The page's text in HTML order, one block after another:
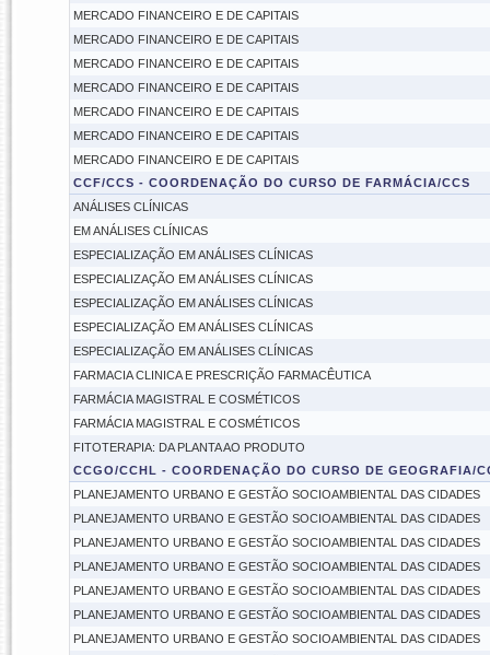
MERCADO FINANCEIRO E DE CAPITAIS
MERCADO FINANCEIRO E DE CAPITAIS
MERCADO FINANCEIRO E DE CAPITAIS
MERCADO FINANCEIRO E DE CAPITAIS
MERCADO FINANCEIRO E DE CAPITAIS
MERCADO FINANCEIRO E DE CAPITAIS
MERCADO FINANCEIRO E DE CAPITAIS
CCF/CCS - COORDENAÇÃO DO CURSO DE FARMÁCIA/CCS
ANÁLISES CLÍNICAS
EM ANÁLISES CLÍNICAS
ESPECIALIZAÇÃO EM ANÁLISES CLÍNICAS
ESPECIALIZAÇÃO EM ANÁLISES CLÍNICAS
ESPECIALIZAÇÃO EM ANÁLISES CLÍNICAS
ESPECIALIZAÇÃO EM ANÁLISES CLÍNICAS
ESPECIALIZAÇÃO EM ANÁLISES CLÍNICAS
FARMACIA CLINICA E PRESCRIÇÃO FARMACÊUTICA
FARMÁCIA MAGISTRAL E COSMÉTICOS
FARMÁCIA MAGISTRAL E COSMÉTICOS
FITOTERAPIA: DA PLANTA AO PRODUTO
CCGO/CCHL - COORDENAÇÃO DO CURSO DE GEOGRAFIA/
PLANEJAMENTO URBANO E GESTÃO SOCIOAMBIENTAL DAS CIDADES
PLANEJAMENTO URBANO E GESTÃO SOCIOAMBIENTAL DAS CIDADES
PLANEJAMENTO URBANO E GESTÃO SOCIOAMBIENTAL DAS CIDADES
PLANEJAMENTO URBANO E GESTÃO SOCIOAMBIENTAL DAS CIDADES
PLANEJAMENTO URBANO E GESTÃO SOCIOAMBIENTAL DAS CIDADES
PLANEJAMENTO URBANO E GESTÃO SOCIOAMBIENTAL DAS CIDADES
PLANEJAMENTO URBANO E GESTÃO SOCIOAMBIENTAL DAS CIDADES